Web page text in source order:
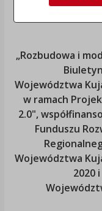
„Rozbudowa i
Województwa
w ramach
2.0",
Funduszu
Województwa
2020